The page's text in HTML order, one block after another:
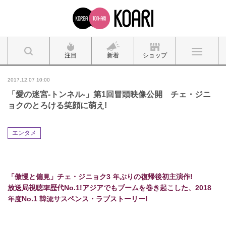
注目 新着 ショップ
2017.12.07 10:00
「愛の迷宮‐トンネル‐」第1回冒頭映像公開 チェ・ジニ
ョクのとろける笑顔に萌え!
エンタメ
「傲慢と偏見」チェ・ジニョク3 年ぶりの復帰後初主演作!
放送局視聴率歴代No.1!アジアでもブームを巻き起こした、2018
年度No.1 韓流サスペンス・ラブストーリー!